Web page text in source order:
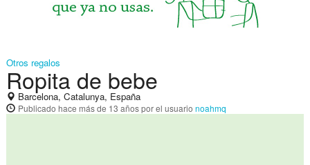
Otros regalos
Ropita de bebe
Barcelona, Catalunya, España
Publicado hace más de 13 añospor el usuario noahmq